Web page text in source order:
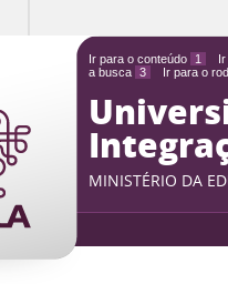
Ir para o conteúdo 1
a busca 3 Ir para o
MINISTÉRIO DA